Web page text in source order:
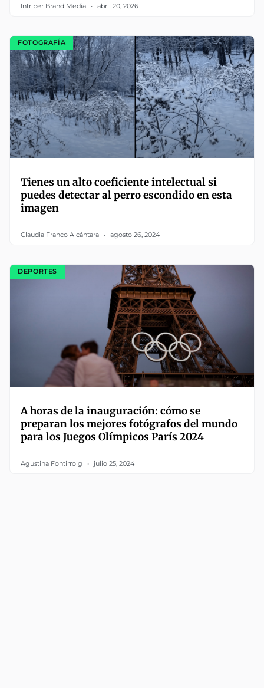
Intriper Brand Media abril 20, 2026
FOTOGRAFÍA
Tienes un alto coeficiente intelectual si
puedes detectar al perro escondido en esta
imagen
Claudia Franco Alcántara agosto 26, 2024
DEPORTES
A horas de la inauguración: cómo se
preparan los mejores fotógrafos del mundo
para los Juegos Olímpicos París 2024
Agustina Fontirroig julio 25, 2024